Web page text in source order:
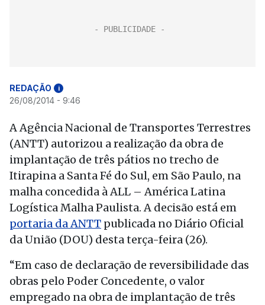
REDAÇÃO i
26/08/2014 - 9:46
A Agência Nacional de Transportes Terrestres
(ANTT) autorizou a realização da obra de
implantação de três pátios no trecho de
Itirapina a Santa Fé do Sul, em São Paulo, na
malha concedida à ALL – América Latina
Logística Malha Paulista. A decisão está em
portaria da ANTT publicada no Diário Oficial
da União (DOU) desta terça-feira (26).
“Em caso de declaração de reversibilidade das
obras pelo Poder Concedente, o valor
empregado na obra de implantação de três